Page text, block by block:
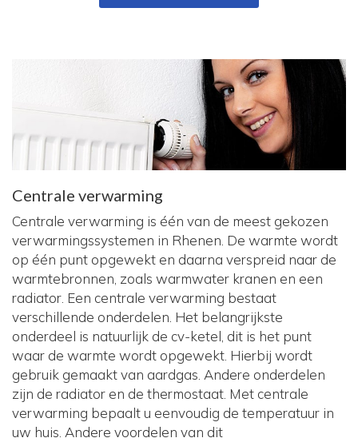
Centrale verwarming
Centrale verwarming is één van de meest gekozen
verwarmingssystemen in Rhenen. De warmte wordt
op één punt opgewekt en daarna verspreid naar de
warmtebronnen, zoals warmwater kranen en een
radiator. Een centrale verwarming bestaat
verschillende onderdelen. Het belangrijkste
onderdeel is natuurlijk de cv-ketel, dit is het punt
waar de warmte wordt opgewekt. Hierbij wordt
gebruik gemaakt van aardgas. Andere onderdelen
zijn de radiator en de thermostaat. Met centrale
verwarming bepaalt u eenvoudig de temperatuur in
uw huis. Andere voordelen van dit